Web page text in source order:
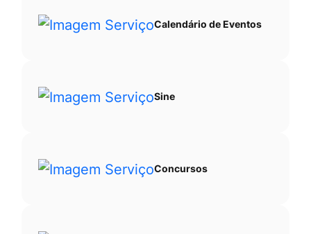
Calendário de Eventos
Sine
Concursos